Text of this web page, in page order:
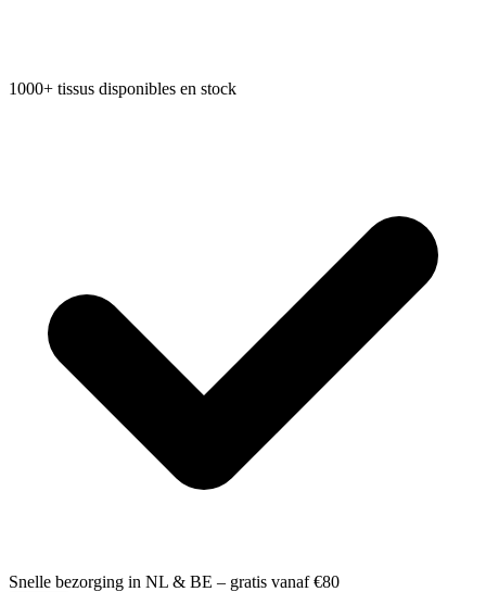
1000+ tissus disponibles en stock
Snelle bezorging in NL & BE – gratis vanaf €80